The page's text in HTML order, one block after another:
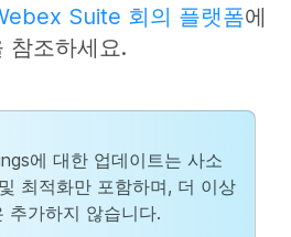
Suite 회의 플랫폼에
참조하세요.
에 대한 업데이트는 사소
최적화만 포함하며, 더 이상
추가하지 않습니다.